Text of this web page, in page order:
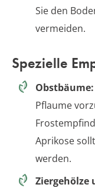
Sie den
vermeiden.
Spezielle
Obstbäume:
Pflaume
Aprikose
werden.
Ziergehölze